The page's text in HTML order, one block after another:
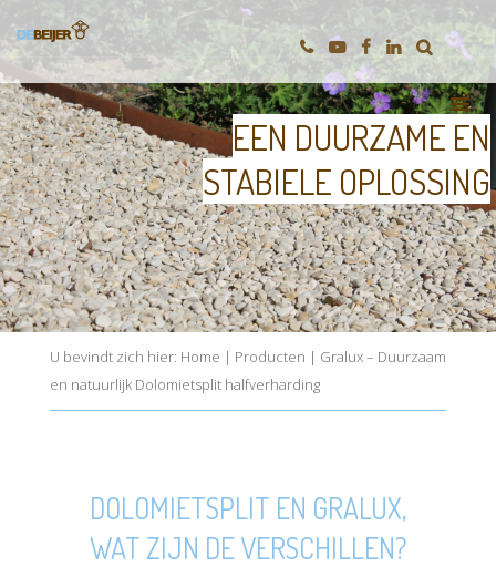
EEN DUURZAME EN
STABIELE OPLOSSING
U bevindt zich hier: Home | Producten | Gralux – Duurzaam
en natuurlijk Dolomietsplit halfverharding
DOLOMIETSPLIT EN GRALUX,
WAT ZIJN DE VERSCHILLEN?